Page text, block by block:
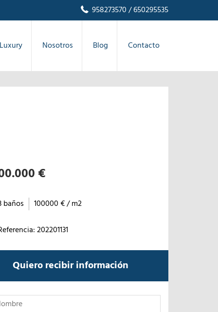
958273570/ 650295535
Luxury Nosotros Blog Contacto
€
baños 100000 € / m2
202201131
Quiero recibir información